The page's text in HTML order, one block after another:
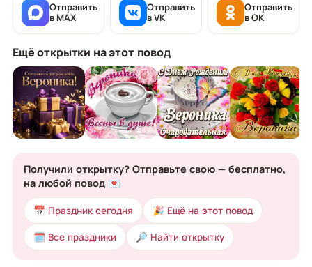
Отправить
в MAX
Отправить
в VK
Отправить
в OK
Ещё открытки на этот повод
Получили открытку? Отправьте свою — бесплатно,
на любой повод 💌
📅 Праздник сегодня 🎉 Ещё на этот повод
🗓 Все праздники 🔎 Найти открытку